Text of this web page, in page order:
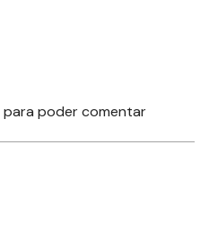
para poder comentar